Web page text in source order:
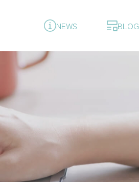
NEWS BLOG
よくある質問